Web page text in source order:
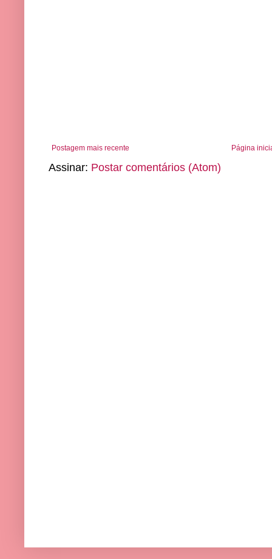
Postagem mais recente Página
Assinar: Postar comentários (Atom)